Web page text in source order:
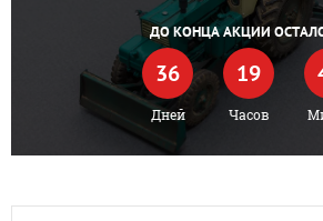
ДО КОНЦА АКЦИИ
36
Дней
19
Часов